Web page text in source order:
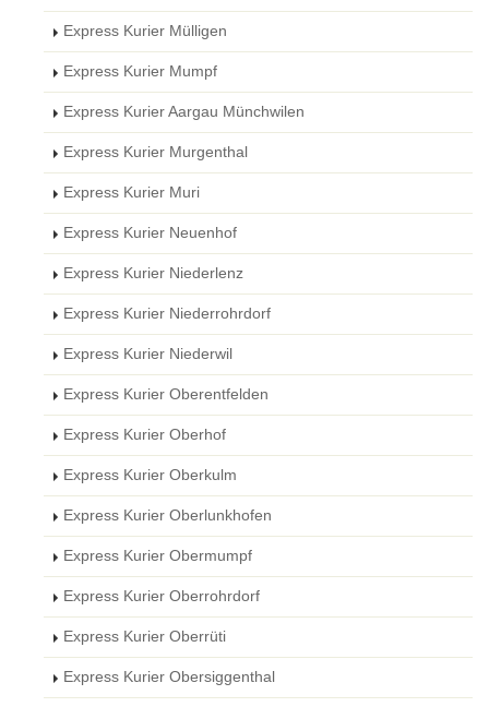
Express Kurier Mülligen
Express Kurier Mumpf
Express Kurier Aargau Münchwilen
Express Kurier Murgenthal
Express Kurier Muri
Express Kurier Neuenhof
Express Kurier Niederlenz
Express Kurier Niederrohrdorf
Express Kurier Niederwil
Express Kurier Oberentfelden
Express Kurier Oberhof
Express Kurier Oberkulm
Express Kurier Oberlunkhofen
Express Kurier Obermumpf
Express Kurier Oberrohrdorf
Express Kurier Oberrüti
Express Kurier Obersiggenthal